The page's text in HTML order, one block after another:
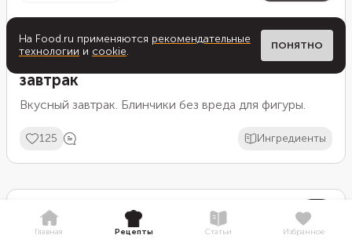
ПП блинчики из рисовой муки на
завтрак
Вкусный завтрак. Блинчики без вреда для фигуры.
125 Ингредиенты
Анохина Г.
На Food.ru применяются рекомендательные
технологии и cookie. ПОНЯТНО
Главная Рецепты Статьи Избранное